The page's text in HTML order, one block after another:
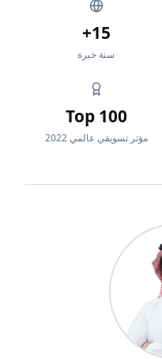
15+
سنة خبرة
Top 100
مؤثر تسويقي عالمي 2022